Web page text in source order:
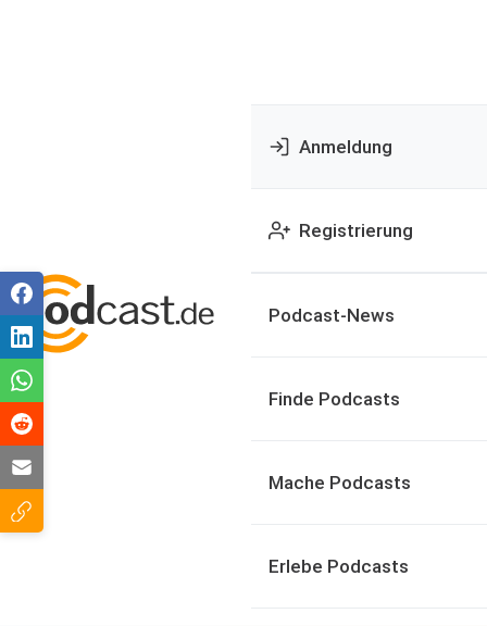
Anmeldung
Registrierung
Podcast-News
Finde Podcasts
Mache Podcasts
Erlebe Podcasts